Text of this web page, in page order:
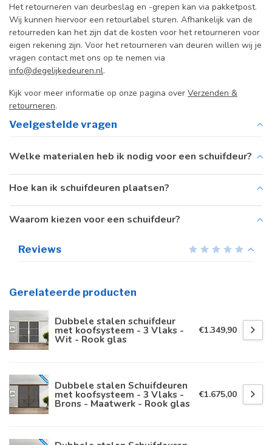
Het retourneren van deurbeslag en -grepen kan via pakketpost.
Wij kunnen hiervoor een retourlabel sturen. Afhankelijk van de
retourreden kan het zijn dat de kosten voor het retourneren voor
eigen rekening zijn. Voor het retourneren van deuren willen wij je
vragen contact met ons op te nemen via
info@degelijkedeuren.nl.
Kijk voor meer informatie op onze pagina over Verzenden &
retourneren.
Veelgestelde vragen
Welke materialen heb ik nodig voor een schuifdeur?
Hoe kan ik schuifdeuren plaatsen?
Waarom kiezen voor een schuifdeur?
Reviews
Gerelateerde producten
Dubbele stalen schuifdeur
met koofsysteem - 3 Vlaks -
Wit - Rook glas
€1.349,90
Dubbele stalen Schuifdeuren
met koofsysteem - 3 Vlaks -
Brons - Maatwerk - Rook glas
€1.675,00